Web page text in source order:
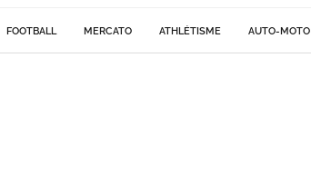
FOOTBALL MERCATO ATHLÉTISME AUTO-MOTO